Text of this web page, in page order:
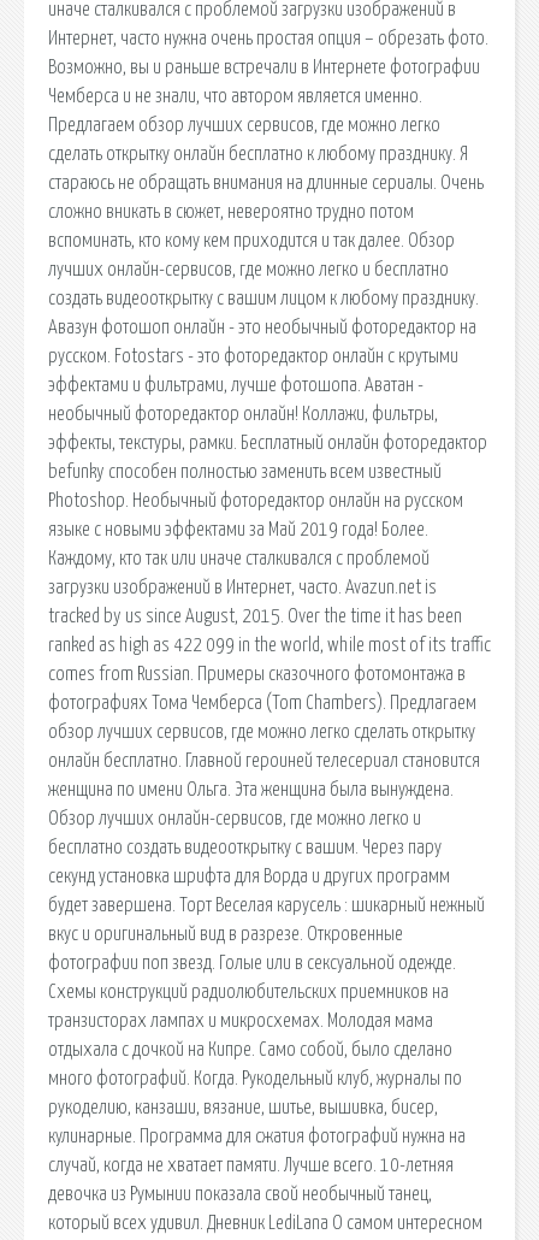
иначе сталкивался с проблемой загрузки изображений в
Интернет, часто нужна очень простая опция – обрезать фото.
Возможно, вы и раньше встречали в Интернете фотографии
Чемберса и не знали, что автором является именно.
Предлагаем обзор лучших сервисов, где можно легко
сделать открытку онлайн бесплатно к любому празднику. Я
стараюсь не обращать внимания на длинные сериалы. Очень
сложно вникать в сюжет, невероятно трудно потом
вспоминать, кто кому кем приходится и так далее. Обзор
лучших онлайн-сервисов, где можно легко и бесплатно
создать видеооткрытку с вашим лицом к любому празднику.
Авазун фотошоп онлайн - это необычный фоторедактор на
русском. Fotostars - это фоторедактор онлайн с крутыми
эффектами и фильтрами, лучше фотошопа. Аватан -
необычный фоторедактор онлайн! Коллажи, фильтры,
эффекты, текстуры, рамки. Бесплатный онлайн фоторедактор
befunky способен полностью заменить всем известный
Photoshop. Необычный фоторедактор онлайн на русском
языке с новыми эффектами за Май 2019 года! Более.
Каждому, кто так или иначе сталкивался с проблемой
загрузки изображений в Интернет, часто. Avazun.net is
tracked by us since August, 2015. Over the time it has been
ranked as high as 422 099 in the world, while most of its traffic
comes from Russian. Примеры сказочного фотомонтажа в
фотографиях Тома Чемберса (Tom Chambers). Предлагаем
обзор лучших сервисов, где можно легко сделать открытку
онлайн бесплатно. Главной героиней телесериал становится
женщина по имени Ольга. Эта женщина была вынуждена.
Обзор лучших онлайн-сервисов, где можно легко и
бесплатно создать видеооткрытку с вашим. Через пару
секунд установка шрифта для Ворда и других программ
будет завершена. Торт Веселая карусель : шикарный нежный
вкус и оригинальный вид в разрезе. Откровенные
фотографии поп звезд. Голые или в сексуальной одежде.
Схемы конструкций радиолюбительских приемников на
транзисторах лампах и микросхемах. Молодая мама
отдыхала с дочкой на Кипре. Само собой, было сделано
много фотографий. Когда. Рукодельный клуб, журналы по
рукоделию, канзаши, вязание, шитье, вышивка, бисер,
кулинарные. Программа для сжатия фотографий нужна на
случай, когда не хватает памяти. Лучше всего. 10-летняя
девочка из Румынии показала свой необычный танец,
который всех удивил. Дневник LediLana О самом интересном